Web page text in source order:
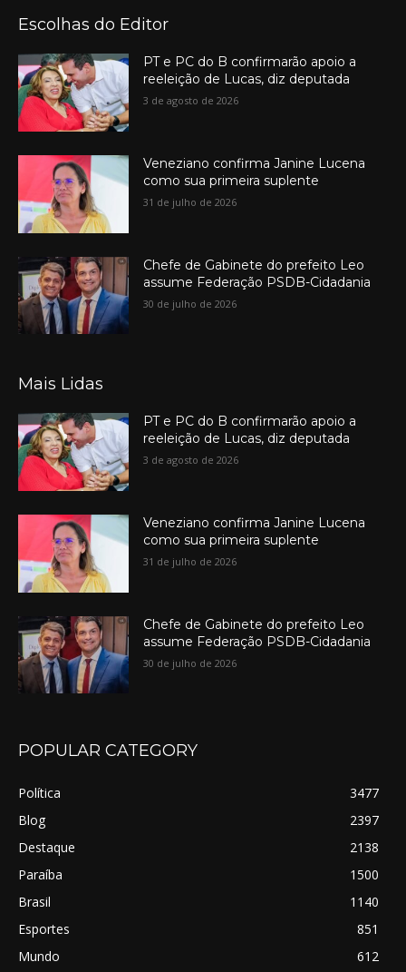
Escolhas do Editor
PT e PC do B confirmarão apoio a
reeleição de Lucas, diz deputada
3 de agosto de 2026
Veneziano confirma Janine Lucena
como sua primeira suplente
31 de julho de 2026
Chefe de Gabinete do prefeito Leo
assume Federação PSDB-Cidadania
30 de julho de 2026
Mais Lidas
PT e PC do B confirmarão apoio a
reeleição de Lucas, diz deputada
3 de agosto de 2026
Veneziano confirma Janine Lucena
como sua primeira suplente
31 de julho de 2026
Chefe de Gabinete do prefeito Leo
assume Federação PSDB-Cidadania
30 de julho de 2026
POPULAR CATEGORY
Política
3477
Blog
2397
Destaque
2138
Paraíba
1500
Brasil
1140
Esportes
851
Mundo
612